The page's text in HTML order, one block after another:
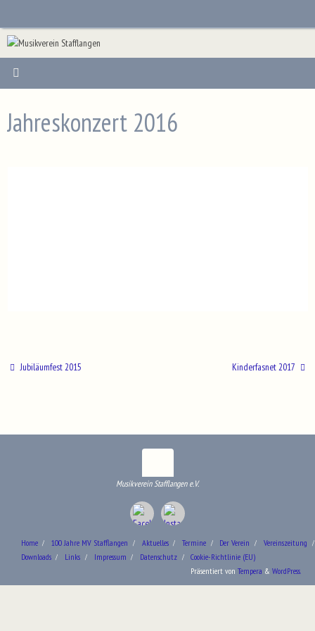
springen
Jahreskonzert 2016
Jubiläumfest 2015 Kinderfasnet 2017
Musikverein Stafflangen e.V.
Home 100 Jahre MV Stafflangen Aktuelles Termine Der Verein
Vereinszeitung
Downloads
Links Impressum Datenschutz
Cookie-Richtlinie (EU)
Präsentiert von Tempera & WordPress.